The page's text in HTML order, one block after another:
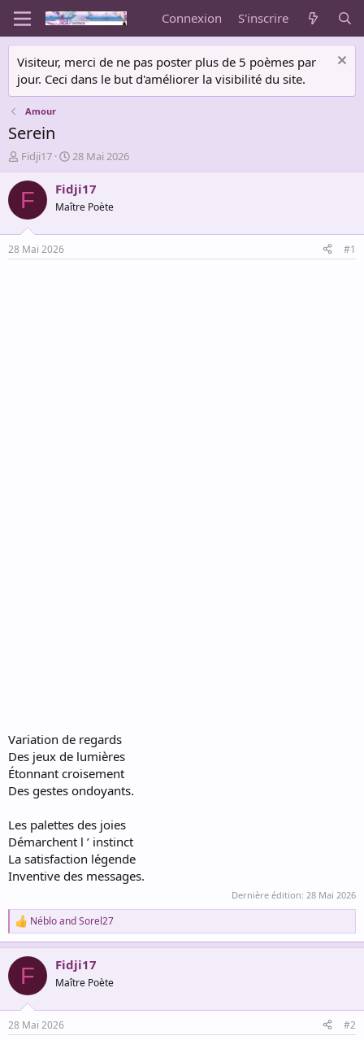
Connexion S'inscrire
Visiteur, merci de ne pas poster plus de 5 poèmes par
jour. Ceci dans le but d'améliorer la visibilité du site.
Amour
Serein
A
u
t
e
r
d
e
Fidji17
D
a
t
e
d
é
28 Mai 2026
F Fidji17
Maître Poète
28 Mai 2026 #1
Variation de regards
Des jeux de lumières
Étonnant croisement
Des gestes ondoyants.
Les palettes des joies
Démarchent l ’ instinct
La satisfaction légende
Inventive des messages.
Dernière édition: 28 Mai 2026
R
e
a
c
i
s
NébloandSorel27
F Fidji17
Maître Poète
28 Mai 2026 #2